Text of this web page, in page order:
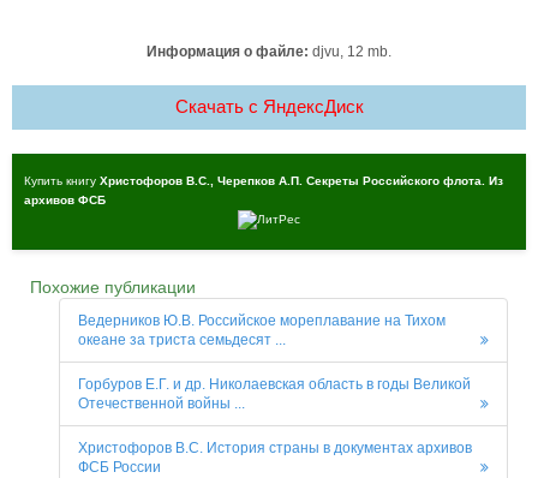
Информация о файле: djvu, 12 mb.
Скачать c ЯндексДиск
Купить книгу Христофоров В.С., Черепков А.П. Секреты Российского флота. Из
архивов ФСБ
Похожие публикации
Ведерников Ю.В. Российское мореплавание на Тихом
океане за триста семьдесят ...
Горбуров Е.Г. и др. Николаевская область в годы Великой
Отечественной войны ...
Христофоров В.С. История страны в документах архивов
ФСБ России